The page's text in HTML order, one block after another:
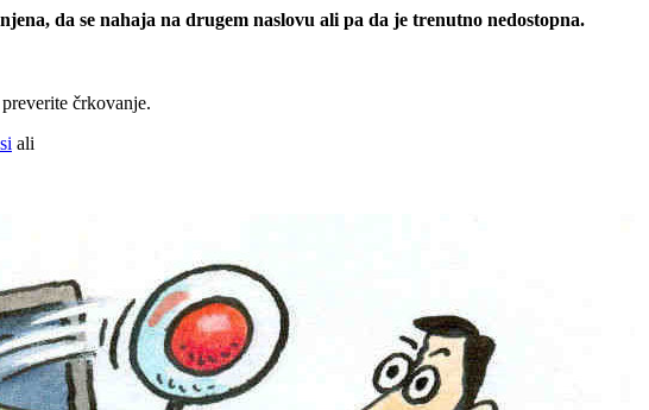
da se nahaja na drugem naslovu ali pa da je trenutno nedostopna.
črkovanje.
ali